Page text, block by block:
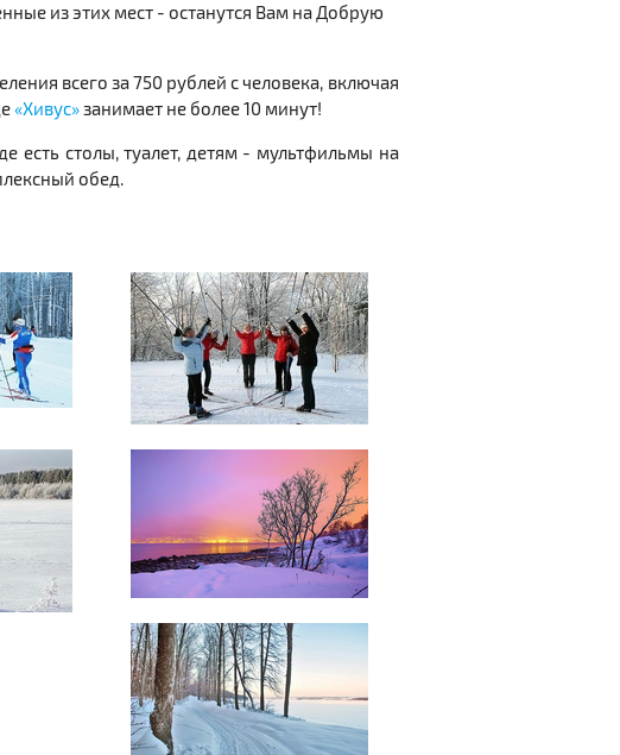
из этих мест - останутся Вам на Добрую
всего за 750 рублей с человека, включая
«Хивус»занимает не более 10 минут!
есть столы, туалет, детям - мультфильмы на
обед.